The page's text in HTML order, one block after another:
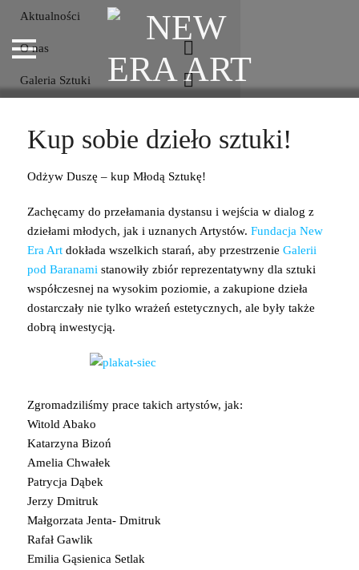
Aktualności
O nas
Galeria Sztuki
Kontakt
Kup sobie dzieło sztuki!
Odżyw Duszę – kup Młodą Sztukę!
Zachęcamy do przełamania dystansu i wejścia w dialog z
dziełami młodych, jak i uznanych Artystów. Fundacja New
Era Artdokłada wszelkich starań, aby przestrzenie Galerii
pod Baranami stanowiły zbiór reprezentatywny dla sztuki
współczesnej na wysokim poziomie, a zakupione dzieła
dostarczały nie tylko wrażeń estetycznych, ale były także
dobrą inwestycją.
Zgromadziliśmy prace takich artystów, jak:
Witold Abako
Katarzyna Bizoń
Amelia Chwałek
Patrycja Dąbek
Jerzy Dmitruk
Małgorzata Jenta- Dmitruk
Rafał Gawlik
Emilia Gąsienica Setlak